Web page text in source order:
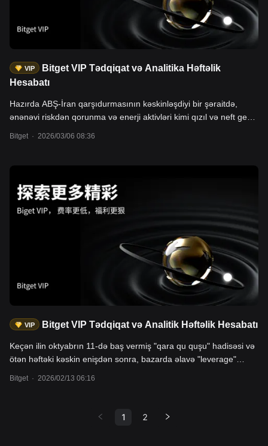
arasında müsbət korrelyasiya var və BTC ETF-lərinə böyük
həcmdə xalis vəsait daxil olub; İstifadəçilər Bitget Tradfi (CFD) və
spot bölməsi vasitəsilə yuxarıda göstərilən aktivlərlə ticarət edə
VIP
Bitget VIP Tədqiqat və Analitika Həftəlik
Hesabatı
Hazırda ABŞ-İran qarşıdurmasının kəskinləşdiyi bir şəraitdə,
ənənəvi riskdən qorunma və enerji aktivləri kimi qızıl və neft geniş
qədər yüksəlib, Brent kimi neft fyuçerslərinin qiyməti isə 77-80
dollar/barel səviyyəsinə çatıb və bu, qlobal bazarlara əlavə təsir
edə bilər.
Bitget · 2026/03/06 08:36
VIP Bitget VIP Tədqiqat və Analitik Həftəlik Hesabatı
Keçən ilin oktyabrın 11-də baş vermiş "qara qu quşu" hadisəsi və
ötən həftəki kəskin enişdən sonra, bazarda əlavə "leverage"
səviyyədə ABŞ Federal Ehtiyat Sistemi hazırda ehtiyatlı, lakin
Bitget · 2026/02/13 06:16
1 2